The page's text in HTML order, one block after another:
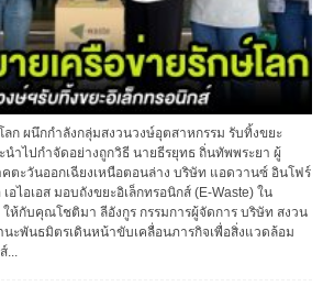
ลก ผนึกกำลังกลุ่มสงวนวงษ์อุตสาหกรรม รับทิ้งขยะ
นำไปกำจัดอย่างถูกวิธี นายธีรยุทธ ถิ่นทัพพระยา ผู้
ตะวันออกเฉียงเหนือตอนล่าง บริษัท แอดวานซ์ อินโฟร์
อไอเอส มอบถังขยะอิเล็กทรอนิกส์ (E-Waste) ใน
ให้กับคุณโชติมา ลีอังกูร กรรมการผู้จัดการ บริษัท สงวน
ะพันธมิตรเดินหน้าขับเคลื่อนภารกิจเพื่อสิ่งแวดล้อม
...